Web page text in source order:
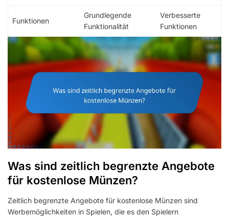
Funktionen
Grundlegende
Funktionalität
Verbesserte
Funktionen
Was sind zeitlich begrenzte Angebote
für kostenlose Münzen?
Zeitlich begrenzte Angebote für kostenlose Münzen sind
Werbemöglichkeiten in Spielen, die es den Spielern